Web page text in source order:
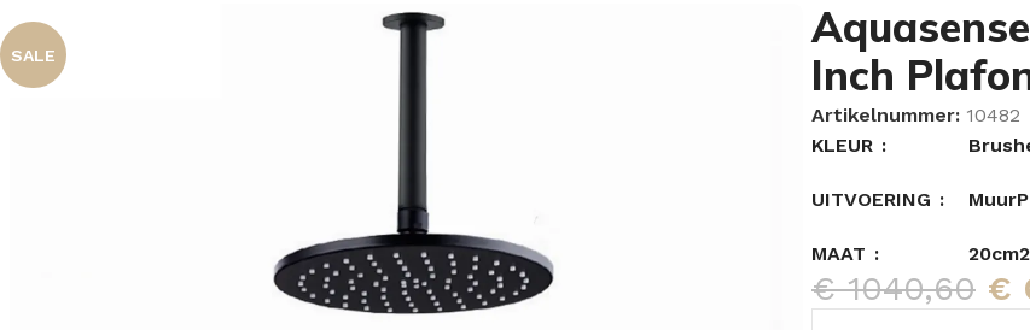
SALE
Inch
Artikelnummer: 10482
KLEUR
UITVOERING Muur
MAAT 20cm
€1040,60 €